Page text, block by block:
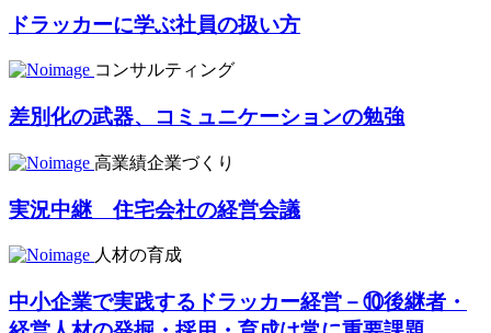
ドラッカーに学ぶ社員の扱い方
コンサルティング
差別化の武器、コミュニケーションの勉強
高業績企業づくり
実況中継 住宅会社の経営会議
人材の育成
中小企業で実践するドラッカー経営－⑩後継者・